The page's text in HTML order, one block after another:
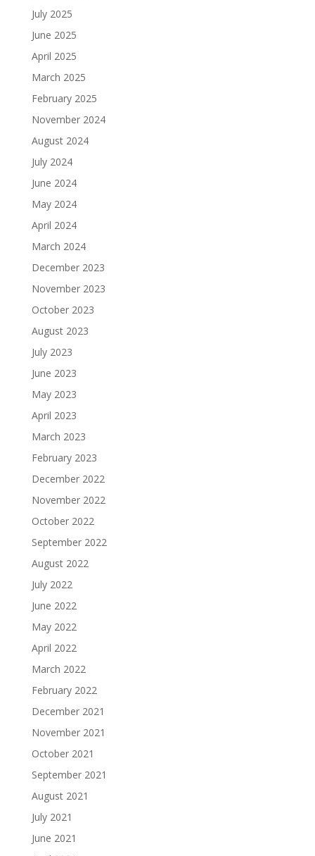
July 2025
June 2025
April 2025
March 2025
February 2025
November 2024
August 2024
July 2024
June 2024
May 2024
April 2024
March 2024
December 2023
November 2023
October 2023
August 2023
July 2023
June 2023
May 2023
April 2023
March 2023
February 2023
December 2022
November 2022
October 2022
September 2022
August 2022
July 2022
June 2022
May 2022
April 2022
March 2022
February 2022
December 2021
November 2021
October 2021
September 2021
August 2021
July 2021
June 2021